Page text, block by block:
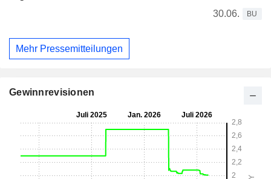
30.06.
BU
Mehr Pressemitteilungen
Gewinnrevisionen